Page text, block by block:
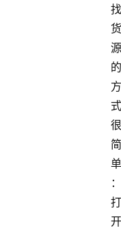
找
货
源
的
方
式
很
简
单
：
打
开